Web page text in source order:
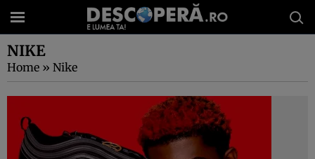
NIKE
Home » Nike